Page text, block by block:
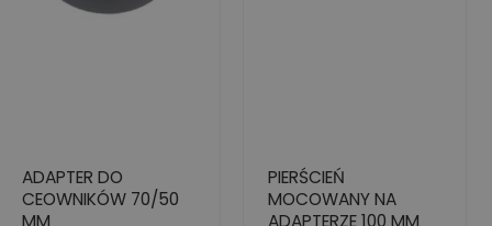
ADAPTER DO
CEOWNIKÓW 70/50
MM
PIERŚCIEŃ
MOCOWANY NA
ADAPTERZE 100 MM